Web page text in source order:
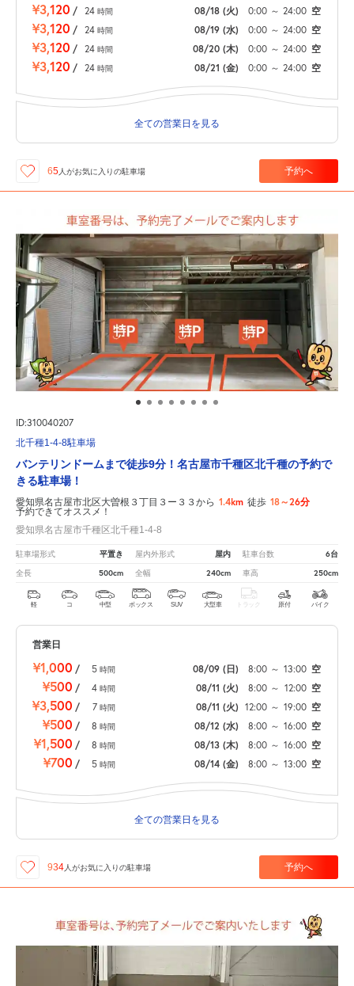
¥3,120 / 24 時間 08/18 (火) 0:00 ～ 24:00 空
¥3,120 / 24 時間 08/19 (水) 0:00 ～ 24:00 空
¥3,120 / 24 時間 08/20 (木) 0:00 ～ 24:00 空
¥3,120 / 24 時間 08/21 (金) 0:00 ～ 24:00 空
全ての営業日を見る
65人がお気に入りの駐車場 予約へ
ID:310040207
北千種1-4-8駐車場
バンテリンドームまで徒歩9分！名古屋市千種区北千種の予約で
きる駐車場！
愛知県名古屋市北区大曽根３丁目３ー３３から 1.4km 徒歩 18～26分
予約できてオススメ！
愛知県名古屋市千種区北千種1-4-8
駐車場形式 平置き 屋内外形式 屋内 駐車台数 6台
全長 500cm 全幅 240cm 車高 250cm
軽 コ 中型 ボックス SUV 大型車 トラック 原付 バイク
営業日
¥1,000 / 5 時間 08/09 (日) 8:00 ～ 13:00 空
¥500 / 4 時間 08/11 (火) 8:00 ～ 12:00 空
¥3,500 / 7 時間 08/11 (火) 12:00 ～ 19:00 空
¥500 / 8 時間 08/12 (水) 8:00 ～ 16:00 空
¥1,500 / 8 時間 08/13 (木) 8:00 ～ 16:00 空
¥700 / 5 時間 08/14 (金) 8:00 ～ 13:00 空
全ての営業日を見る
934人がお気に入りの駐車場 予約へ